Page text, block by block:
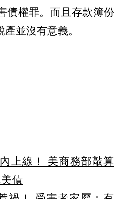
債權罪。而且存款簿份
並沒有意義。
上線！ 美商務部敲算
債